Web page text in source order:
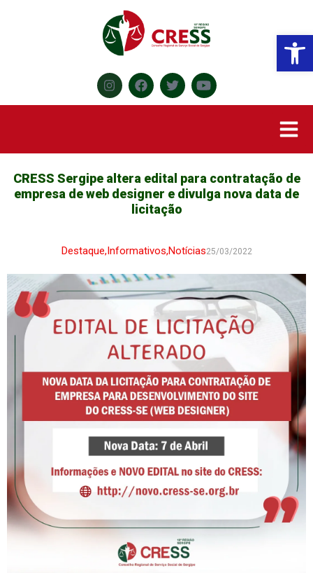
CRESS Sergipe altera edital para contratação de
empresa de web designer e divulga nova data de
licitação
Destaque,Informativos,Notícias25/03/2022